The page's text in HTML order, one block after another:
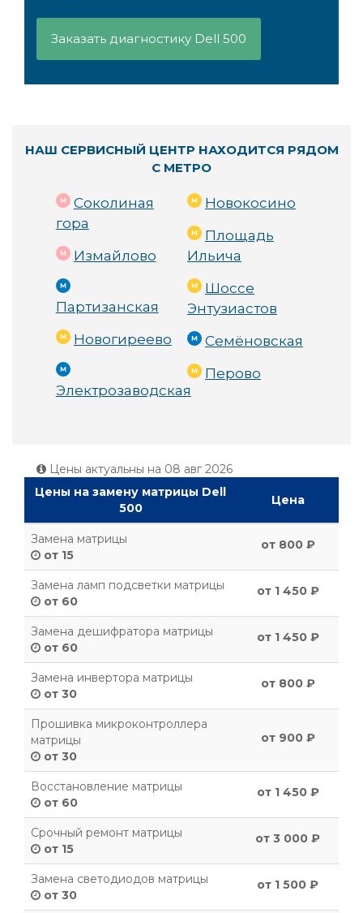
Заказать диагностику Dell 500
НАШ СЕРВИСНЫЙ ЦЕНТР НАХОДИТСЯ РЯДОМ
С МЕТРО
Соколиная
гора
Измайлово
Партизанская
Новогиреево
Электрозаводская
Новокосино
Площадь
Ильича
Шоссе
Энтузиастов
Семёновская
Перово
Цены актуальны на 08 авг 2026
Цены на замену матрицы Dell
500
Цена
Замена матрицы
от 15
от 800 ₽
Замена ламп подсветки матрицы
от 60
от 1 450 ₽
Замена дешифратора матрицы
от 60
от 1 450 ₽
Замена инвертора матрицы
от 30
от 800 ₽
Прошивка микроконтроллера
матрицы
от 30
от 900 ₽
Восстановление матрицы
от 60
от 1 450 ₽
Срочный ремонт матрицы
от 15
от 3 000 ₽
Замена светодиодов матрицы
от 30
от 1 500 ₽